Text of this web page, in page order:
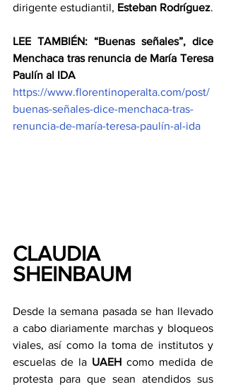
dirigente estudiantil, Esteban Rodríguez.
LEE TAMBIÉN: “Buenas señales”, dice
Menchaca tras renuncia de María Teresa
Paulín al IDA
https://www.florentinoperalta.com/post/
buenas-señales-dice-menchaca-tras-
renuncia-de-maría-teresa-paulín-al-ida
CLAUDIA
SHEINBAUM
Desde la semana pasada se han llevado
a cabo diariamente marchas y bloqueos
viales, así como la toma de institutos y
escuelas de la UAEH como medida de
protesta para que sean atendidos sus